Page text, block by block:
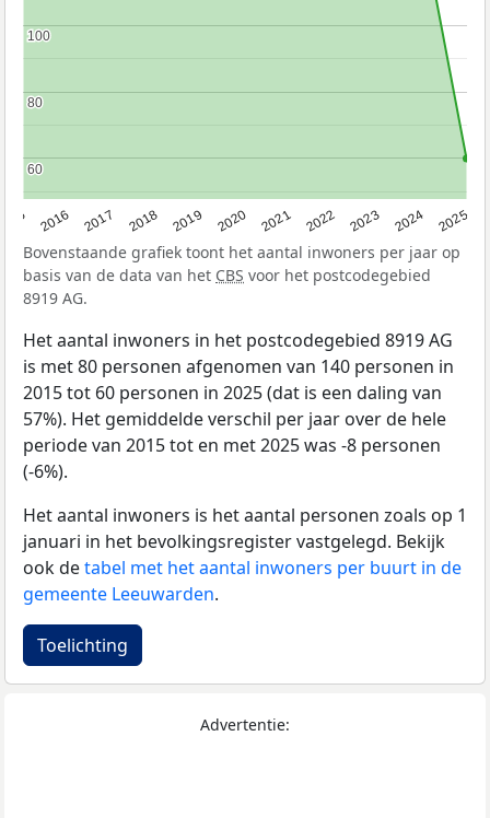
2016 2017 2018 2019 2020 2021 2022 2023 2024 2025
60
60
80
80
100
100
Bovenstaande grafiek toont het aantal inwoners per jaar op
basis van de data van het CBS voor het postcodegebied
8919 AG.
Het aantal inwoners in het postcodegebied 8919 AG
is met 80 personen afgenomen van 140 personen in
2015 tot 60 personen in 2025 (dat is een daling van
57%). Het gemiddelde verschil per jaar over de hele
periode van 2015 tot en met 2025 was -8 personen
(-6%).
Het aantal inwoners is het aantal personen zoals op 1
januari in het bevolkingsregister vastgelegd. Bekijk
ook detabel met het aantal inwoners per buurt in de
gemeente Leeuwarden.
Toelichting
Advertentie: